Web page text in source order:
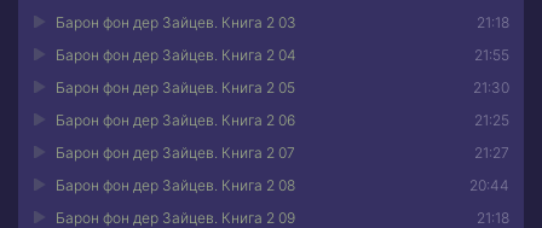
21:18
Барон фон дер Зайцев. Книга 2 03
21:55
Барон фон дер Зайцев. Книга 2 04
21:30
Барон фон дер Зайцев. Книга 2 05
21:25
Барон фон дер Зайцев. Книга 2 06
21:27
Барон фон дер Зайцев. Книга 2 07
20:44
Барон фон дер Зайцев. Книга 2 08
21:18
Барон фон дер Зайцев. Книга 2 09